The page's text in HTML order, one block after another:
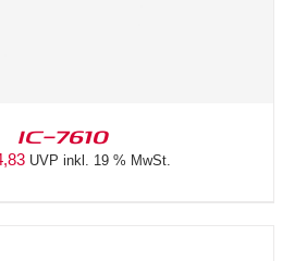
IC-7610
UVP inkl. 19 % MwSt.